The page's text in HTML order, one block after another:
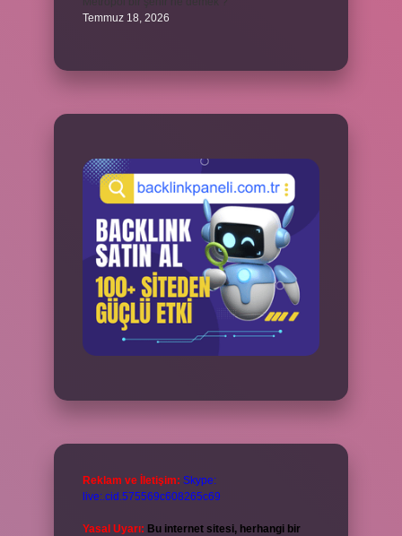
Temmuz 18, 2026
Reklam ve İletişim: Skype:
live:.cid.575569c608265c69
Yasal Uyarı: Bu internet sitesi, herhangi bir